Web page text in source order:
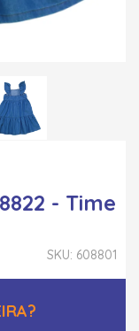
- Time
SKU: 608801